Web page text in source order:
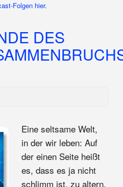
Folgen hier.
DES
Eine seltsame Welt,
in der wir leben: Auf
der einen Seite heißt
es, dass es ja nicht
schlimm ist, zu altern.